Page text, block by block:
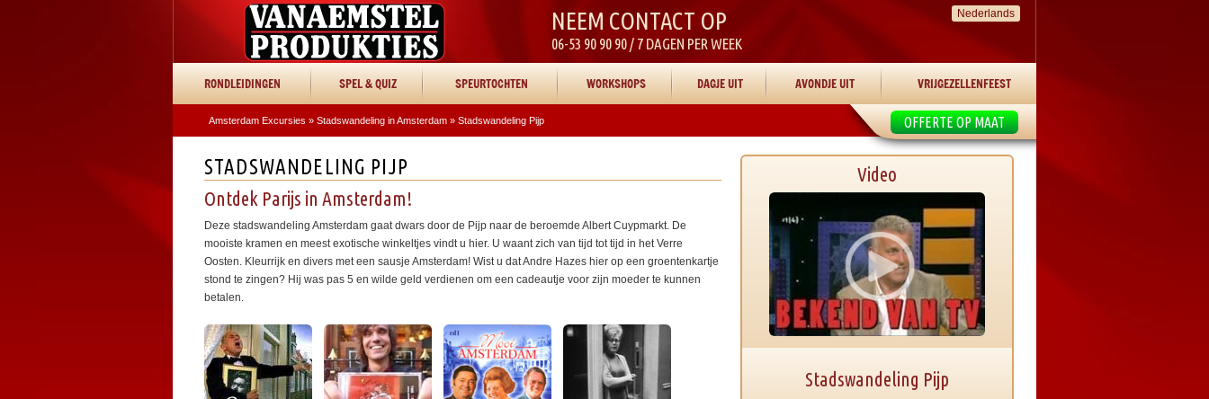
NEEM CONTACT OP
06-53 90 90 90 / 7 DAGEN PER WEEK
Nederlands
RONDLEIDINGEN SPEL & QUIZ SPEURTOCHTEN WORKSHOPS DAGJE UIT AVONDJE UIT VRIJGEZELLENFEEST
OFFERTE OP MAAT
Amsterdam Excursies » Stadswandeling in Amsterdam » Stadswandeling Pijp
STADSWANDELING PIJP
Ontdek Parijs in Amsterdam!
Deze stadswandeling Amsterdam gaat dwars door de Pijp naar de beroemde Albert Cuypmarkt. De
mooiste kramen en meest exotische winkeltjes vindt u hier. U waant zich van tijd tot tijd in het Verre
Oosten. Kleurrijk en divers met een sausje Amsterdam! Wist u dat Andre Hazes hier op een groentenkartje
stond te zingen? Hij was pas 5 en wilde geld verdienen om een cadeautje voor zijn moeder te kunnen
betalen.
Video
Stadswandeling Pijp